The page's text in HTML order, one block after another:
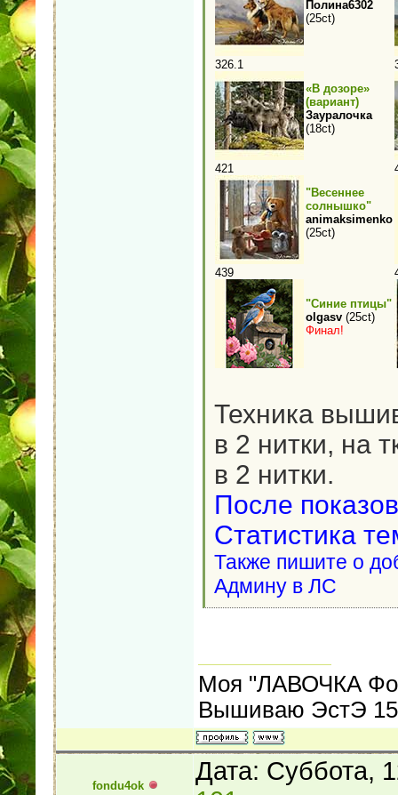
Полина6302
(25ct)
326.1
«В дозоре»
(вариант)
Зауралочка
(18ct)
421
"Весеннее
солнышко"
animaksimenko
(25ct)
439
"Синие птицы"
olgasv (25ct)
Финал!
Техника
в 2 нитки, на
в 2 нитки.
После
Статистика
Также пишите о
Админу в ЛС
Моя "ЛАВОЧКА
Вышиваю ЭстЭ
fondu4ok
Дата: Суббота,